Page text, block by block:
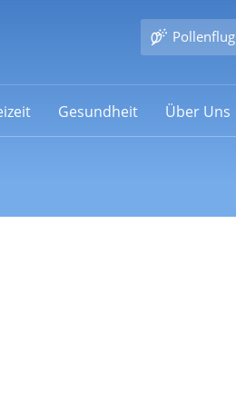
Pollenflug
Gesundheit Über Uns